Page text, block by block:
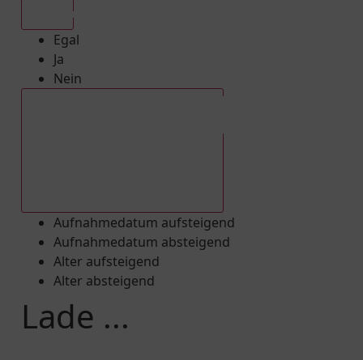
Egal
Ja
Nein
Aufnahmedatum aufsteigend
Aufnahmedatum absteigend
Alter aufsteigend
Alter absteigend
Lade ...